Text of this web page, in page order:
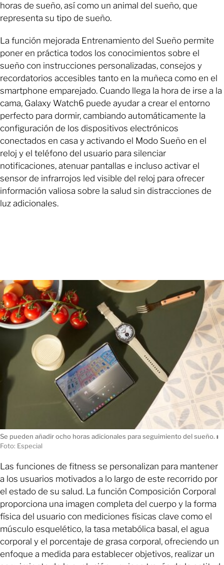
horas de sueño, así como un animal del sueño, que
representa su tipo de sueño.
La función mejorada Entrenamiento del Sueño permite
poner en práctica todos los conocimientos sobre el
sueño con instrucciones personalizadas, consejos y
recordatorios accesibles tanto en la muñeca como en el
smartphone emparejado. Cuando llega la hora de irse a la
cama, Galaxy Watch6 puede ayudar a crear el entorno
perfecto para dormir, cambiando automáticamente la
configuración de los dispositivos electrónicos
conectados en casa y activando el Modo Sueño en el
reloj y el teléfono del usuario para silenciar
notificaciones, atenuar pantallas e incluso activar el
sensor de infrarrojos led visible del reloj para ofrecer
información valiosa sobre la salud sin distracciones de
luz adicionales.
Se pueden añadir ocho horas adicionales para seguimiento del sueño. ı
Foto: Especial
Las funciones de fitness se personalizan para mantener
a los usuarios motivados a lo largo de este recorrido por
el estado de su salud. La función Composición Corporal
proporciona una imagen completa del cuerpo y la forma
física del usuario con mediciones físicas clave como el
músculo esquelético, la tasa metabólica basal, el agua
corporal y el porcentaje de grasa corporal, ofreciendo un
enfoque a medida para establecer objetivos, realizar un